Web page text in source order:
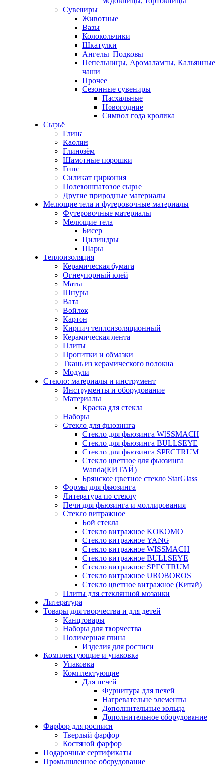
Сувениры
Животные
Вазы
Колокольчики
Шкатулки
Ангелы, Подковы
Пепельницы, Аромалампы, Кальянные
чаши
Прочее
Сезонные сувениры
Пасхальные
Новогодние
Символ года кролика
Сырьё
Глина
Каолин
Глинозём
Шамотные порошки
Гипс
Силикат циркония
Полевошпатовое сырье
Другие природные материалы
Мелющие тела и футеровочные материалы
Футеровочные материалы
Мелющие тела
Бисер
Цилиндры
Шары
Теплоизоляция
Керамическая бумага
Огнеупорный клей
Маты
Шнуры
Вата
Войлок
Картон
Кирпич теплоизоляционный
Керамическая лента
Плиты
Пропитки и обмазки
Ткань из керамического волокна
Модули
Стекло: материалы и инструмент
Инструменты и оборудование
Материалы
Краска для стекла
Наборы
Стекло для фьюзинга
Стекло для фьюзинга WISSMACH
Стекло для фьюзинга BULLSEYE
Стекло для фьюзинга SPECTRUM
Стекло цветное для фьюзинга
Wanda(КИТАЙ)
Брянское цветное стекло StarGlass
Формы для фьюзинга
Литература по стеклу
Печи для фьюзинга и моллирования
Стекло витражное
Бой стекла
Стекло витражное KOKOMO
Стекло витражное YANG
Стекло витражное WISSMACH
Стекло витражное BULLSEYE
Стекло витражное SPECTRUM
Стекло витражное UROBOROS
Стекло цветное витражное (Китай)
Плиты для стеклянной мозаики
Литература
Товары для творчества и для детей
Канцтовары
Наборы для творчества
Полимерная глина
Изделия для росписи
Комплектующие и упаковка
Упаковка
Комплектующие
Для печей
Фурнитура для печей
Нагревательне элементы
Дополнительные кольца
Дополнительное оборудование
Фарфор для росписи
Твердый фарфор
Костяной фарфор
Подарочные сертификаты
Промышленное оборудование